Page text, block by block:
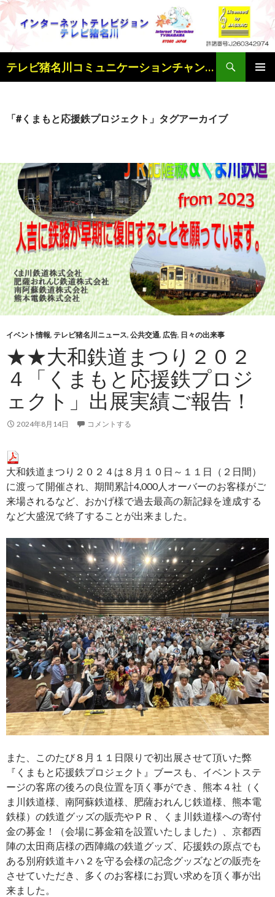
テレビ猪名川コミュニケーションチャンネル
索
ン
キ
ッ
プ
「#くまもと応援鉄プロジェクト」タグアーカイブ
イベント情報, テレビ猪名川ニュース, 公共交通, 広告, 日々の出来事
★★大和鉄道まつり２０２
４「くまもと応援鉄プロジ
ェクト」出展実績ご報告！
2024年8月14日 コメントする
大和鉄道まつり２０２４は８月１０日～１１日（２日間）
に渡って開催され、期間累計4,000人オーバーのお客様がご
来場されるなど、おかげ様で過去最高の新記録を達成する
など大盛況で終了することが出来ました。
また、このたび８月１１日限りで初出展させて頂いた弊
『くまもと応援鉄プロジェクト』ブースも、イベントステ
ージの客席の後ろの良位置を頂く事ができ、熊本４社（く
ま川鉄道様、南阿蘇鉄道様、肥薩おれんじ鉄道様、熊本電
鉄様）の鉄道グッズの販売やＰＲ、くま川鉄道様への寄付
金の募金！（会場に募金箱を設置いたしました）、京都西
陣の太田商店様の西陣織の鉄道グッズ、応援鉄の原点でも
ある別府鉄道キハ２を守る会様の記念グッズなどの販売を
させていただき、多くのお客様にお買い求めを頂く事が出
来ました。